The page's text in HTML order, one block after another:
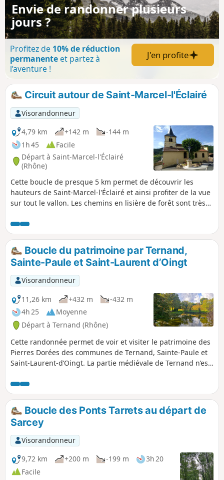
Envie de randonner plusieurs
jours ?
Profitez de 10% de réduction
permanenteet partez à
l’aventure !
J'en profite
Circuit autour de Saint-Marcel-l'Éclairé
Visorandonneur
4,79 km
+142 m
-144 m
1h 45
Facile
Départ à Saint-Marcel-l'Éclairé
(Rhône)
Cette boucle de presque 5 km permet de découvrir les
hauteurs de Saint-Marcel-l'Éclairé et ainsi profiter de la vue
sur tout le vallon. Les chemins en lisière de forêt sont très
Boucle du patrimoine par Ternand,
Sainte-Paule et Saint-Laurent d’Oingt
Visorandonneur
11,26 km
+432 m
-432 m
4h 25
Moyenne
Départ à Ternand (Rhône)
Cette randonnée permet de voir et visiter le patrimoine des
Pierres Dorées des communes de Ternand, Sainte-Paule et
Saint-Laurent-d’Oingt. La partie médiévale de Ternand n’est
Boucle des Ponts Tarrets au départ de
Sarcey
Visorandonneur
9,72 km
+200 m -199 m
3h 20
Facile